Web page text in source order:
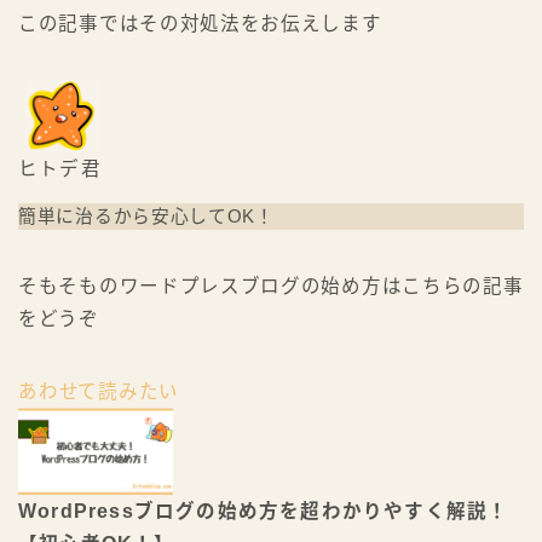
この記事ではその対処法をお伝えします
ヒトデ君
簡単に治るから安心してOK！
そもそものワードプレスブログの始め方はこちらの記事
をどうぞ
あわせて読みたい
WordPressブログの始め方を超わかりやすく解説！